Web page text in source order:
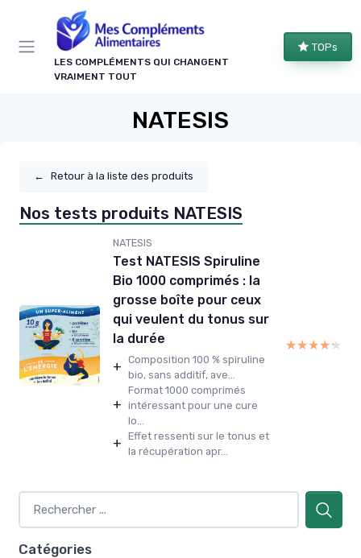
LES COMPLÉMENTS QUI CHANGENT
VRAIMENT TOUT
TOPs
NATESIS
← Retour à la liste des produits
Nos tests produits NATESIS
NATESIS
Test NATESIS Spiruline
Bio 1000 comprimés : la
grosse boîte pour ceux
qui veulent du tonus sur
la durée
+ Composition 100 % spiruline
bio, sans additif, ave...
+
Format 1000 comprimés
intéressant pour une cure
lo...
+ Effet ressenti sur le tonus et
la récupération apr...
★★★★★
★★★★★
Catégories
Panneau de gestion des cookies